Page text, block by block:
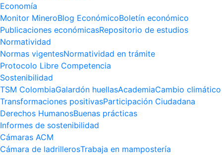
Economía
Monitor MineroBlog EconómicoBoletín económico
Publicaciones económicasRepositorio de estudios
Normatividad
Normas vigentesNormatividad en trámite
Protocolo Libre Competencia
Sostenibilidad
TSM ColombiaGalardón huellasAcademiaCambio climático
Transformaciones positivasParticipación Ciudadana
Derechos HumanosBuenas prácticas
Informes de sostenibilidad
Cámaras ACM
Cámara de ladrillerosTrabaja en mampostería